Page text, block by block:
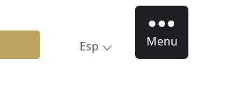
Esp Menu